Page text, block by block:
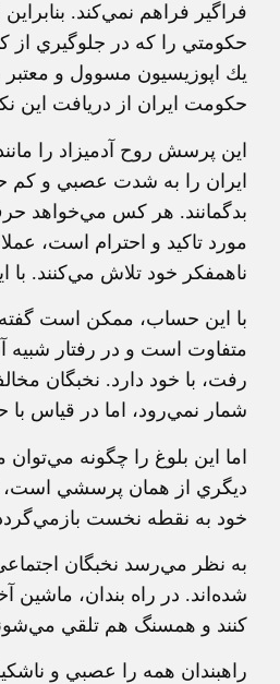
فراگير فراهم نمي‌كند.
حكومتي را كه در جلوگيري از
يك اپوزيسيون مسوول و
حكومت ايران از دريافت اين
اين پرسش روح آدميزاد را
ايران را به شدت عصبي و
بدگمانند. هر كس مي‌خواهد
مورد تاكيد و احترام است،
ناهمفكر خود تلاش مي‌كنند. با
با اين حساب، ممكن است
متفاوت است و در رفتار
رفت، با خود دارد. نخبگان
شمار نمي‌رود، اما در قياس با
اما اين بلوغ را چگونه
ديگري از همان پرسشي است،
خود به نقطه نخست
به نظر مي‌رسد نخبگان
شده‌اند. در راه بندان، ماشين
كنند و همسنگ هم تلقي
راهبندان همه را عصبي و